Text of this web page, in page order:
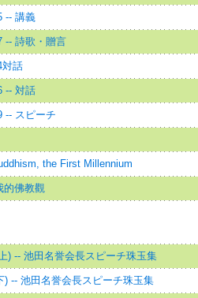
-- 講義
-- 詩歌・贈言
対話
-- 対話
-- スピーチ
the First Millennium
的佛教觀
) -- 池田名誉会長スピーチ珠玉集
) -- 池田名誉会長スピーチ珠玉集